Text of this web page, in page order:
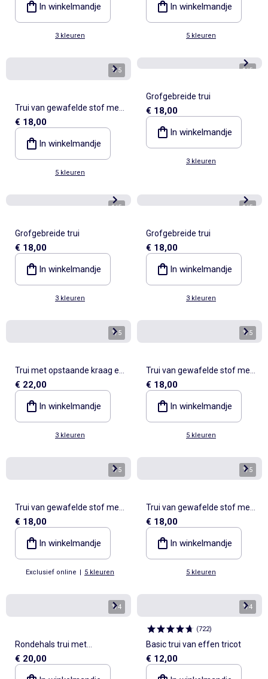
In winkelmandje
3 kleuren
In winkelmandje
5 kleuren
1/5
Trui van gewafelde stof met
ronde hals
€ 18,00
In winkelmandje
5 kleuren
1/5
Grofgebreide trui
€ 18,00
In winkelmandje
3 kleuren
1/5
Grofgebreide trui
€ 18,00
In winkelmandje
3 kleuren
1/5
Grofgebreide trui
€ 18,00
In winkelmandje
3 kleuren
1/5
Trui met opstaande kraag en
rits
€ 22,00
In winkelmandje
3 kleuren
1/5
Trui van gewafelde stof met
ronde hals
€ 18,00
In winkelmandje
5 kleuren
1/5
Trui van gewafelde stof met
ronde hals
€ 18,00
In winkelmandje
Exclusief online | 5 kleuren
1/5
Trui van gewafelde stof met
ronde hals
€ 18,00
In winkelmandje
5 kleuren
1/4
Rondehals trui met
opdrukken
€ 20,00
1/4
(722)
Basic trui van effen tricot
€ 12,00